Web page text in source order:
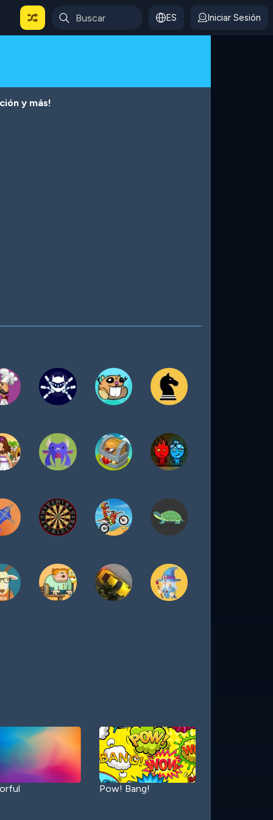
ES Iniciar Sesión
y más!
Pow! Bang!